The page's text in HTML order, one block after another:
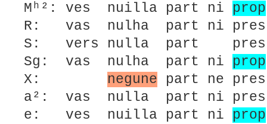
Mʰ²: ves nuilla part ni prop
R: vas nulha part ni pres
S: vers nulla part pres
Sg: vas nulha part ni prop
X: negune part ne
a²: vas nulla part ni
e: ves nuilla part ni prop